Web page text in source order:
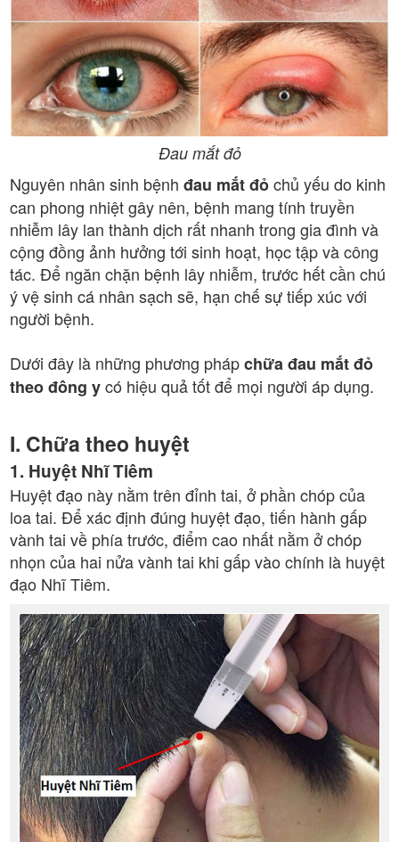
Đau mắt đỏ
Nguyên nhân sinh bệnh đau mắt đỏchủ yếu do kinh
can phong nhiệt gây nên, bệnh mang tính truyền
nhiễm lây lan thành dịch rất nhanh trong gia đình và
cộng đồng ảnh hưởng tới sinh hoạt, học tập và công
tác. Để ngăn chặn bệnh lây nhiễm, trước hết cần chú
ý vệ sinh cá nhân sạch sẽ, hạn chế sự tiếp xúc với
người bệnh.
Dưới đây là những phương phápchữa đau mắt đỏ
theo đông ycó hiệu quả tốt để mọi người áp dụng.
I. Chữa theo huyệt
1. Huyệt Nhĩ Tiêm
Huyệt đạo này nằm trên đỉnh tai, ở phần chóp của
loa tai. Để xác định đúng huyệt đạo, tiến hành gấp
vành tai về phía trước, điểm cao nhất nằm ở chóp
nhọn của hai nửa vành tai khi gấp vào chính là huyệt
đạo Nhĩ Tiêm.